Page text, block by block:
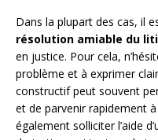
Dans la plupart des cas, il
résolution amiable du
en justice. Pour cela,
problème et à exprimer
constructif peut souvent
et de parvenir rapidement
également solliciter l’aide